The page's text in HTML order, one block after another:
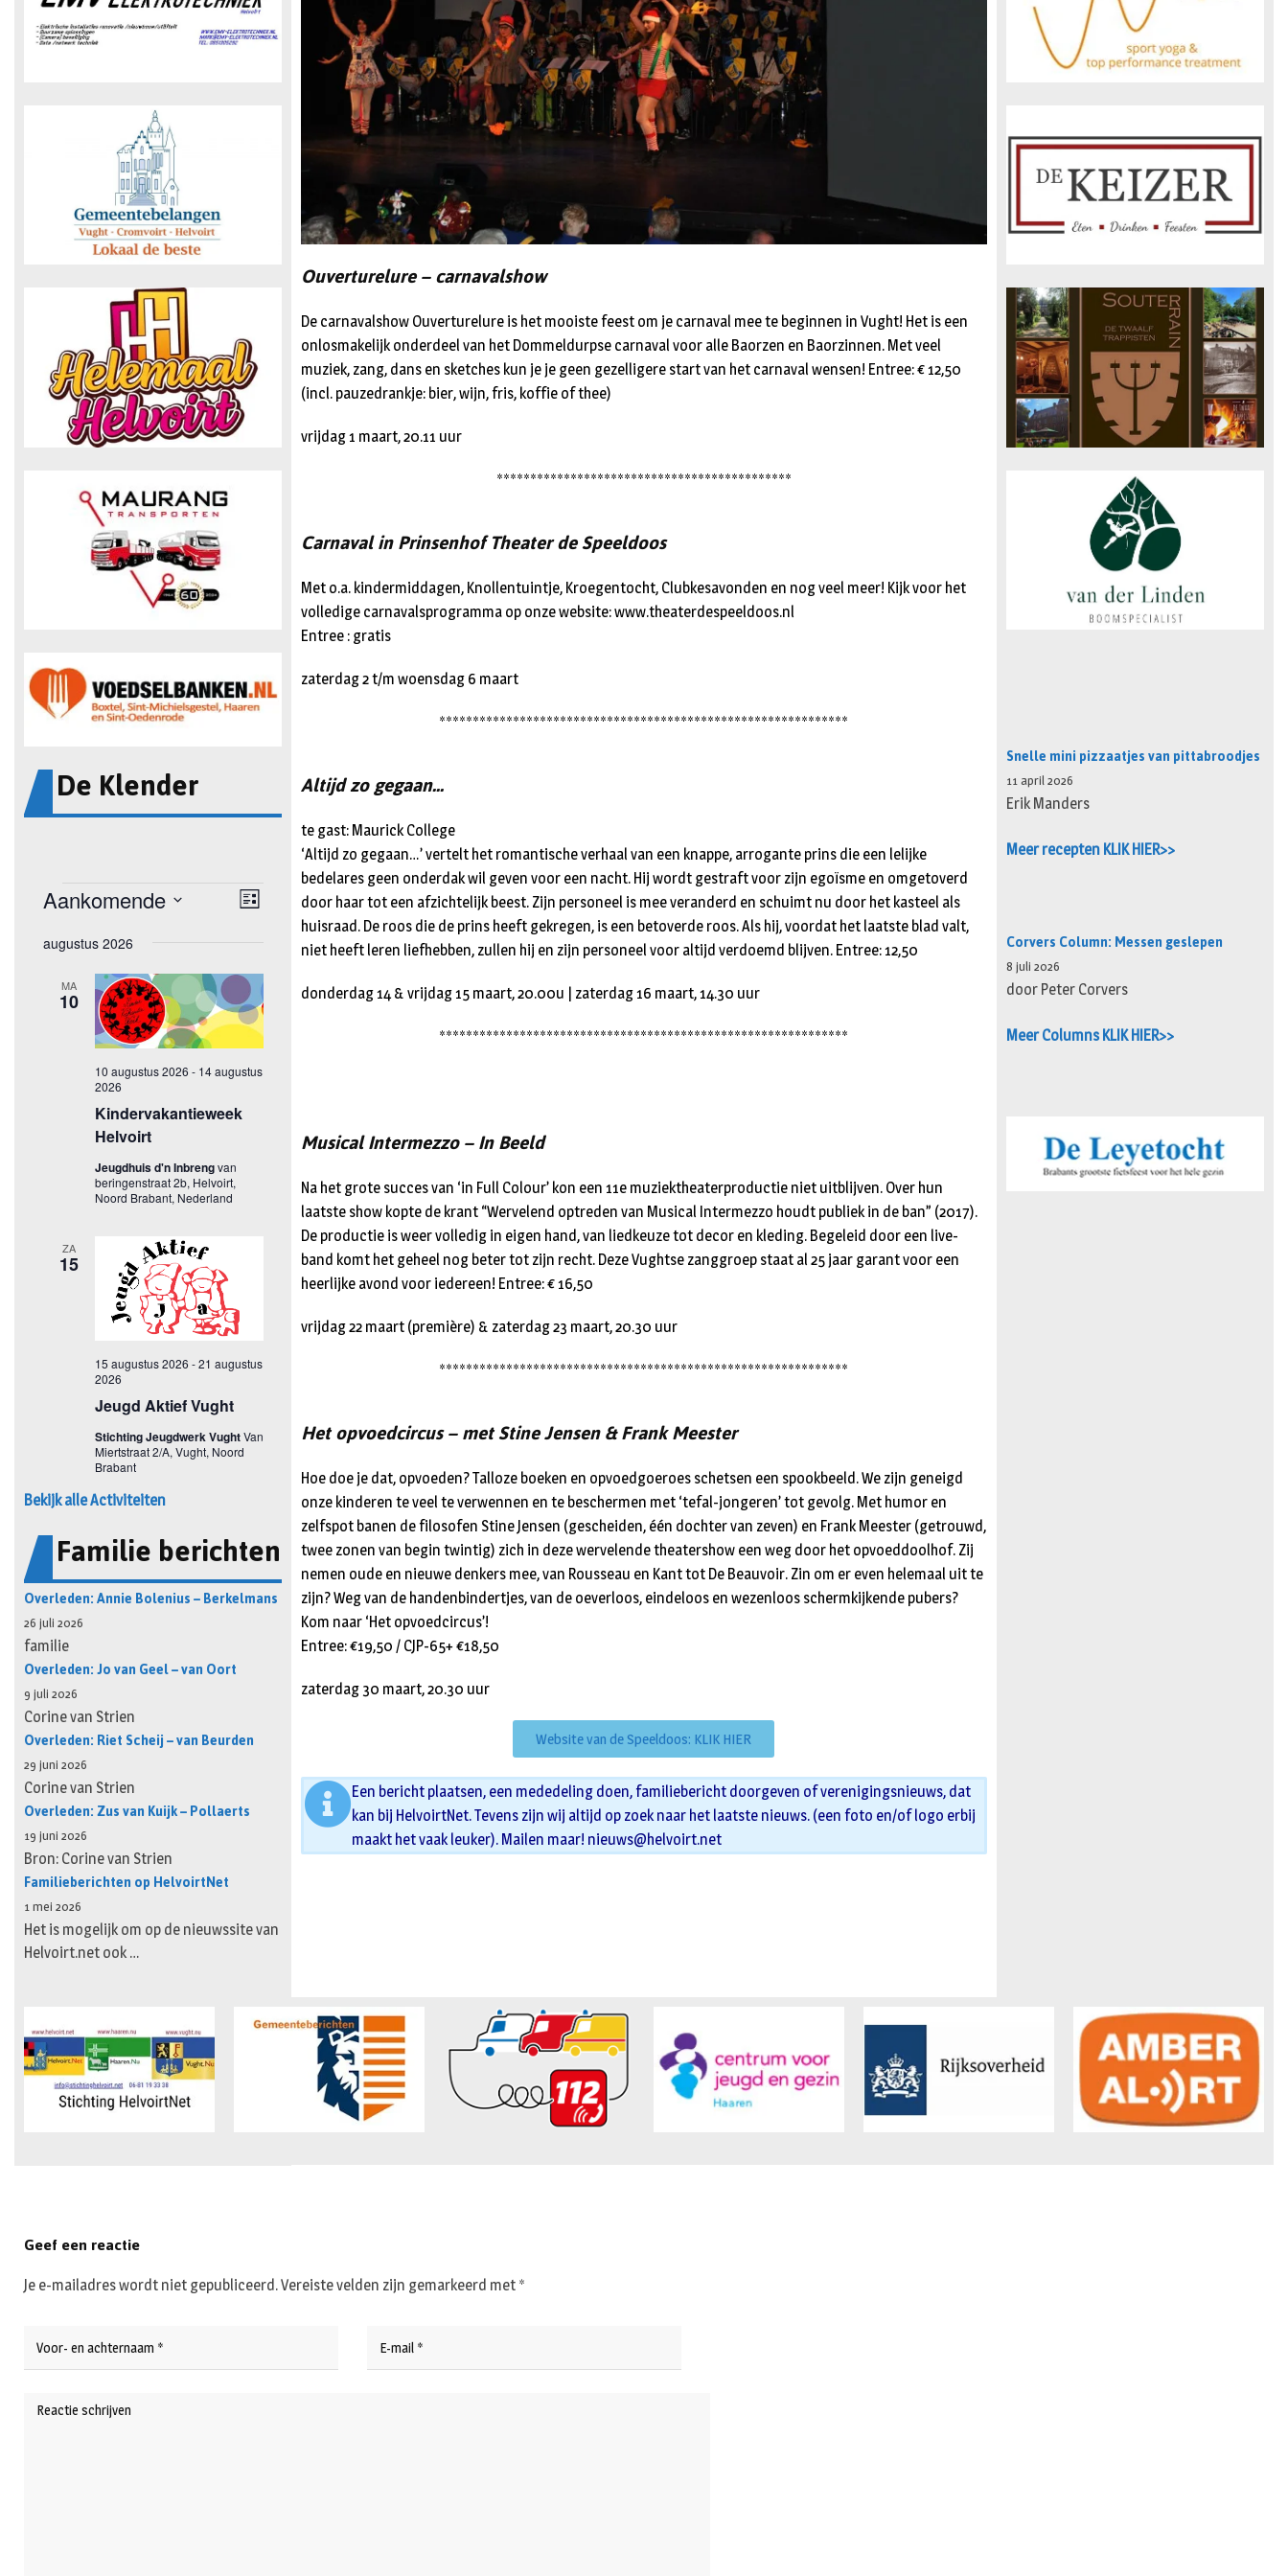
De Klender
Bekijk alle Activiteiten
Familie berichten
Overleden: Annie Bolenius – Berkelmans
26 juli 2026
familie
Overleden: Jo van Geel – van Oort
9 juli 2026
Corine van Strien
Overleden: Riet Scheij – van Beurden
29 juni 2026
Corine van Strien
Overleden: Zus van Kuijk – Pollaerts
19 juni 2026
Bron: Corine van Strien
Familieberichten op HelvoirtNet
1 mei 2026
Het is mogelijk om op de nieuwssite van
Helvoirt.net ook …
Ouverturelure – carnavalshow
De carnavalshow Ouverturelure is het mooiste feest om je carnaval mee te beginnen in Vught! Het is een
onlosmakelijk onderdeel van het Dommeldurpse carnaval voor alle Baorzen en Baorzinnen. Met veel
muziek, zang, dans en sketches kun je je geen gezelligere start van het carnaval wensen! Entree: € 12,50
(incl. pauzedrankje: bier, wijn, fris, koffie of thee)
vrijdag 1 maart, 20.11 uur
********************************************
Carnaval in Prinsenhof Theater de Speeldoos
Met o.a. kindermiddagen, Knollentuintje, Kroegentocht, Clubkesavonden en nog veel meer! Kijk voor het
volledige carnavalsprogramma op onze website: www.theaterdespeeldoos.nl
Entree : gratis
zaterdag 2 t/m woensdag 6 maart
*************************************************************
Altijd zo gegaan…
te gast: Maurick College
‘Altijd zo gegaan…’ vertelt het romantische verhaal van een knappe, arrogante prins die een lelijke
bedelares geen onderdak wil geven voor een nacht. Hij wordt gestraft voor zijn egoïsme en omgetoverd
door haar tot een afzichtelijk beest. Zijn personeel is mee veranderd en schuimt nu door het kasteel als
huisraad. De roos die de prins heeft gekregen, is een betoverde roos. Als hij, voordat het laatste blad valt,
niet heeft leren liefhebben, zullen hij en zijn personeel voor altijd verdoemd blijven. Entree: 12,50
donderdag 14 & vrijdag 15 maart, 20.00u | zaterdag 16 maart, 14.30 uur
*************************************************************
Musical Intermezzo – In Beeld
Na het grote succes van ‘in Full Colour’ kon een 11e muziektheaterproductie niet uitblijven. Over hun
laatste show kopte de krant “Wervelend optreden van Musical Intermezzo houdt publiek in de ban” (2017).
De productie is weer volledig in eigen hand, van liedkeuze tot decor en kleding. Begeleid door een live-
band komt het geheel nog beter tot zijn recht. Deze Vughtse zanggroep staat al 25 jaar garant voor een
heerlijke avond voor iedereen! Entree: € 16,50
vrijdag 22 maart (première) & zaterdag 23 maart, 20.30 uur
*************************************************************
Het opvoedcircus – met Stine Jensen & Frank Meester
Hoe doe je dat, opvoeden? Talloze boeken en opvoedgoeroes schetsen een spookbeeld. We zijn geneigd
onze kinderen te veel te verwennen en te beschermen met ‘tefal-jongeren’ tot gevolg. Met humor en
zelfspot banen de filosofen Stine Jensen (gescheiden, één dochter van zeven) en Frank Meester (getrouwd,
twee zonen van begin twintig) zich in deze wervelende theatershow een weg door het opvoeddoolhof. Zij
nemen oude en nieuwe denkers mee, van Rousseau en Kant tot De Beauvoir. Zin om er even helemaal uit te
zijn? Weg van de handenbindertjes, van de oeverloos, eindeloos en wezenloos schermkijkende pubers?
Kom naar ‘Het opvoedcircus’!
Entree: €19,50 / CJP-65+ €18,50
zaterdag 30 maart, 20.30 uur
Website van de Speeldoos: KLIK HIER
Een bericht plaatsen, een mededeling doen, familiebericht doorgeven of verenigingsnieuws, dat
kan bij HelvoirtNet. Tevens zijn wij altijd op zoek naar het laatste nieuws. (een foto en/of logo erbij
maakt het vaak leuker). Mailen maar! nieuws@helvoirt.net
Snelle mini pizzaatjes van pittabroodjes
11 april 2026
Erik Manders
Meer recepten KLIK HIER>>
Corvers Column: Messen geslepen
8 juli 2026
door Peter Corvers
Meer Columns KLIK HIER>>
Geef een reactie
Je e-mailadres wordt niet gepubliceerd.Vereiste velden zijn gemarkeerd met *